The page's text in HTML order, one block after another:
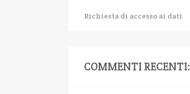
Richiesta di accesso ai dati
COMMENTI RECENTI: